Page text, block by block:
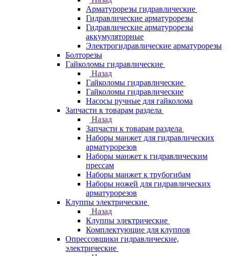
Арматурорезы гидравлические
Гидравлические арматурорезы
Гидравлические арматурорезы
аккумуляторные
Электрогидравлические арматурорезы
Болторезы
Гайколомы гидравлические
Назад
Гайколомы гидравлические
Гайколомы гидравлические
Насосы ручные для гайколома
Запчасти к товарам раздела
Назад
Запчасти к товарам раздела
Наборы манжет для гидравлических
арматурорезов
Наборы манжет к гидравлическим
прессам
Наборы манжет к трубогибам
Наборы ножей для гидравлических
арматурорезов
Клуппы электрические
Назад
Клуппы электрические
Комплектующие для клуппов
Опрессовщики гидравлические,
электрические